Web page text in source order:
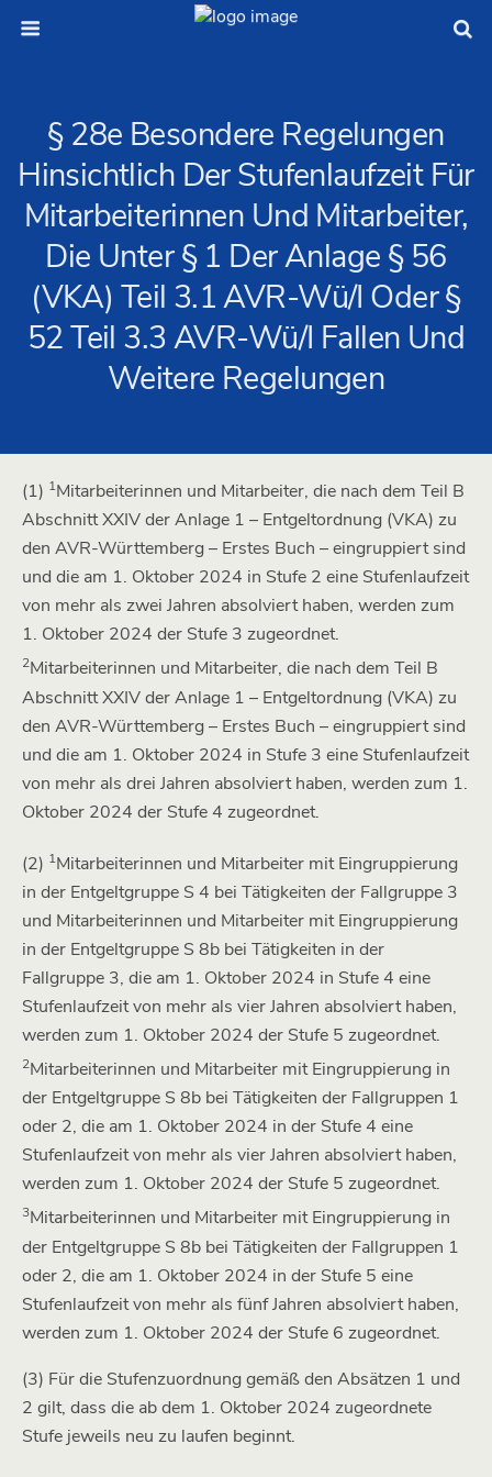
§ 28e Besondere Regelungen
Hinsichtlich Der Stufenlaufzeit Für
Mitarbeiterinnen Und Mitarbeiter,
Die Unter § 1 Der Anlage § 56
(VKA) Teil 3.1 AVR-Wü/I Oder §
52 Teil 3.3 AVR-Wü/I Fallen Und
Weitere Regelungen
(1) 1Mitarbeiterinnen und Mitarbeiter, die nach dem Teil B
Abschnitt XXIV der Anlage 1 – Entgeltordnung (VKA) zu
den AVR-Württemberg – Erstes Buch – eingruppiert sind
und die am 1. Oktober 2024 in Stufe 2 eine Stufenlaufzeit
von mehr als zwei Jahren absolviert haben, werden zum
1. Oktober 2024 der Stufe 3 zugeordnet.
2Mitarbeiterinnen und Mitarbeiter, die nach dem Teil B
Abschnitt XXIV der Anlage 1 – Entgeltordnung (VKA) zu
den AVR-Württemberg – Erstes Buch – eingruppiert sind
und die am 1. Oktober 2024 in Stufe 3 eine Stufenlaufzeit
von mehr als drei Jahren absolviert haben, werden zum 1.
Oktober 2024 der Stufe 4 zugeordnet.
(2) 1Mitarbeiterinnen und Mitarbeiter mit Eingruppierung
in der Entgeltgruppe S 4 bei Tätigkeiten der Fallgruppe 3
und Mitarbeiterinnen und Mitarbeiter mit Eingruppierung
in der Entgeltgruppe S 8b bei Tätigkeiten in der
Fallgruppe 3, die am 1. Oktober 2024 in Stufe 4 eine
Stufenlaufzeit von mehr als vier Jahren absolviert haben,
werden zum 1. Oktober 2024 der Stufe 5 zugeordnet.
2Mitarbeiterinnen und Mitarbeiter mit Eingruppierung in
der Entgeltgruppe S 8b bei Tätigkeiten der Fallgruppen 1
oder 2, die am 1. Oktober 2024 in der Stufe 4 eine
Stufenlaufzeit von mehr als vier Jahren absolviert haben,
werden zum 1. Oktober 2024 der Stufe 5 zugeordnet.
3Mitarbeiterinnen und Mitarbeiter mit Eingruppierung in
der Entgeltgruppe S 8b bei Tätigkeiten der Fallgruppen 1
oder 2, die am 1. Oktober 2024 in der Stufe 5 eine
Stufenlaufzeit von mehr als fünf Jahren absolviert haben,
werden zum 1. Oktober 2024 der Stufe 6 zugeordnet.
(3) Für die Stufenzuordnung gemäß den Absätzen 1 und
2 gilt, dass die ab dem 1. Oktober 2024 zugeordnete
Stufe jeweils neu zu laufen beginnt.